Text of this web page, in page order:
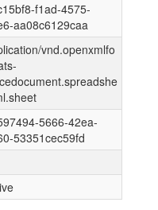
f1ad-4575-
aa08c6129caa
vnd.openxmlfo
5666-42ea-
53351cec59fd